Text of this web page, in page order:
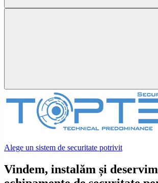
Alege un sistem de securitate potrivit
Vindem, instalăm și